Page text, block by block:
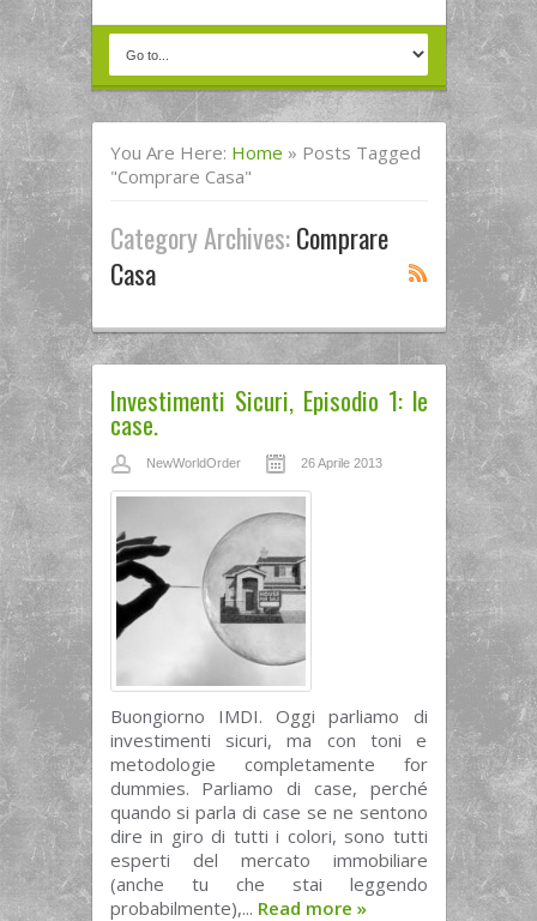
You Are Here: Home » Posts Tagged
"comprare Casa"
Category Archives:Comprare
Casa
Investimenti Sicuri, Episodio 1: le
case.
NewWorldOrder 26 Aprile 2013
Buongiorno IMDI. Oggi parliamo di
investimenti sicuri, ma con toni e
metodologie completamente for
dummies. Parliamo di case, perché
quando si parla di case se ne sentono
dire in giro di tutti i colori, sono tutti
esperti del mercato immobiliare
(anche tu che stai leggendo
probabilmente),... Read more »